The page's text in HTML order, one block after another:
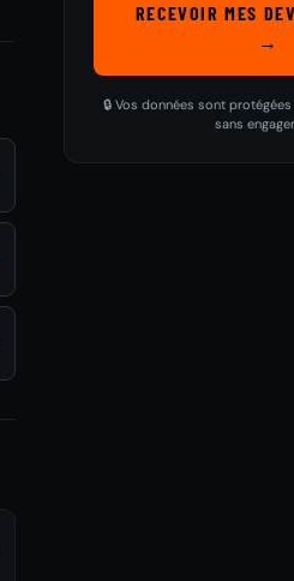
RECEVOIR MES
→
🔒 Vos données sont
sans